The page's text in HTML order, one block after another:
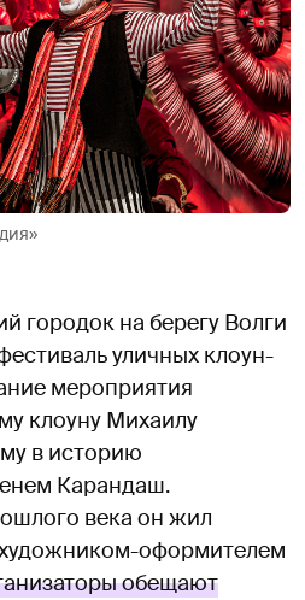
городок на берегу Волги
уличных клоун-
мероприятия
клоуну Михаилу
в историю
Карандаш.
века он жил
оформителем
обещают